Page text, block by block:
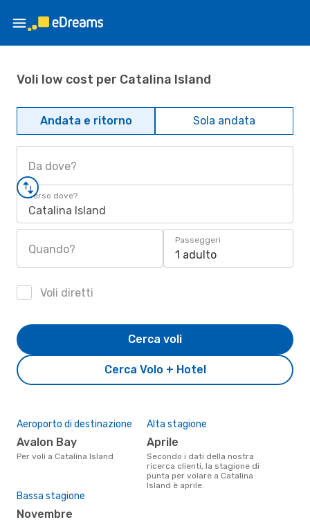
Voli low cost per Catalina Island
Andata e ritorno Sola andata
Da dove?
Verso dove?
Catalina Island
Quando?
Passeggeri
1 adulto
Voli diretti
Cerca Volo + Hotel
Cerca voli
Aeroporto di destinazione
Avalon Bay
Per voli a Catalina Island
Alta stagione
aprile
Secondo i dati della nostra
ricerca clienti, la stagione di
punta per volare a Catalina
Island è aprile.
Bassa stagione
novembre